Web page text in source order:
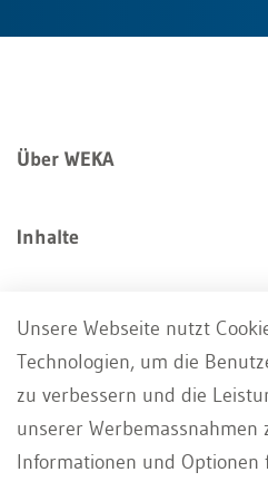
Über WEKA
Inhalte
Angebote
Services
Unsere Webseite nutzt
Technologien, um die
zu verbessern und die
unserer Werbemassnahmen
Informationen und Optionen